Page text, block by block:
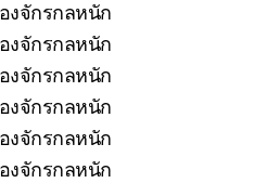
งจักรกลหนัก
งจักรกลหนัก
งจักรกลหนัก
งจักรกลหนัก
งจักรกลหนัก
งจักรกลหนัก